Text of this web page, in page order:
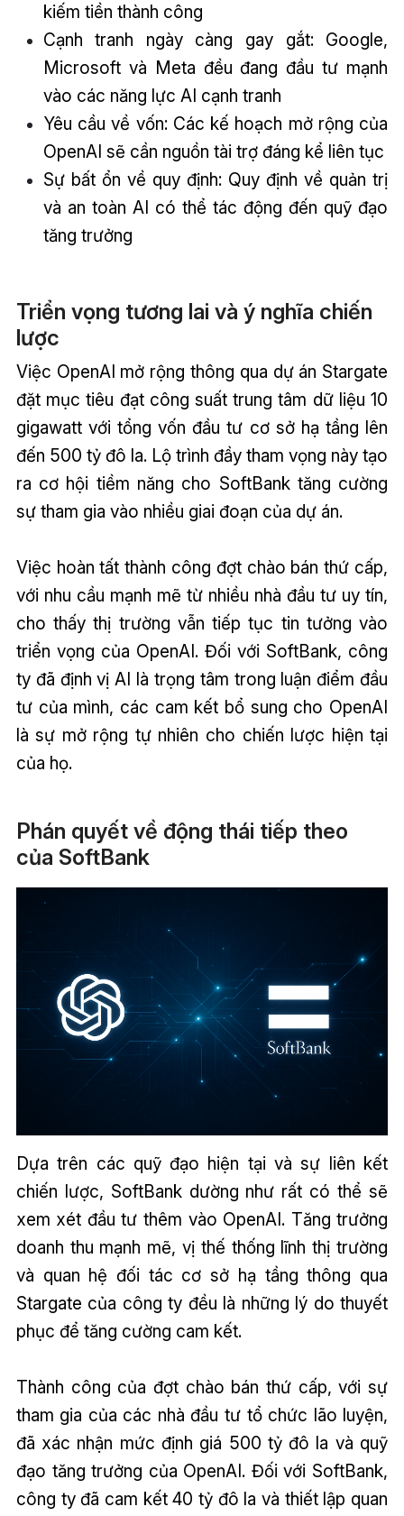
kiếm tiền thành công
Cạnh tranh ngày càng gay gắt: Google,
Microsoft và Meta đều đang đầu tư mạnh
vào các năng lực AI cạnh tranh
Yêu cầu về vốn: Các kế hoạch mở rộng của
OpenAI sẽ cần nguồn tài trợ đáng kể liên tục
Sự bất ổn về quy định: Quy định về quản trị
và an toàn AI có thể tác động đến quỹ đạo
tăng trưởng
Triển vọng tương lai và ý nghĩa chiến
lược
Việc OpenAI mở rộng thông qua dự án Stargate
đặt mục tiêu đạt công suất trung tâm dữ liệu 10
gigawatt với tổng vốn đầu tư cơ sở hạ tầng lên
đến 500 tỷ đô la. Lộ trình đầy tham vọng này tạo
ra cơ hội tiềm năng cho SoftBank tăng cường
sự tham gia vào nhiều giai đoạn của dự án.
Việc hoàn tất thành công đợt chào bán thứ cấp,
với nhu cầu mạnh mẽ từ nhiều nhà đầu tư uy tín,
cho thấy thị trường vẫn tiếp tục tin tưởng vào
triển vọng của OpenAI. Đối với SoftBank, công
ty đã định vị AI là trọng tâm trong luận điểm đầu
tư của mình, các cam kết bổ sung cho OpenAI
là sự mở rộng tự nhiên cho chiến lược hiện tại
của họ.
Phán quyết về động thái tiếp theo
của SoftBank
Dựa trên các quỹ đạo hiện tại và sự liên kết
chiến lược, SoftBank dường như rất có thể sẽ
xem xét đầu tư thêm vào OpenAI. Tăng trưởng
doanh thu mạnh mẽ, vị thế thống lĩnh thị trường
và quan hệ đối tác cơ sở hạ tầng thông qua
Stargate của công ty đều là những lý do thuyết
phục để tăng cường cam kết.
Thành công của đợt chào bán thứ cấp, với sự
tham gia của các nhà đầu tư tổ chức lão luyện,
đã xác nhận mức định giá 500 tỷ đô la và quỹ
đạo tăng trưởng của OpenAI. Đối với SoftBank,
công ty đã cam kết 40 tỷ đô la và thiết lập quan